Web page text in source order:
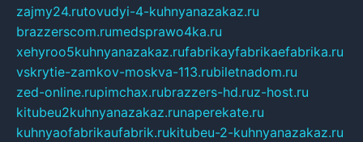
zajmy24.rutovudyi-4-kuhnyanazakaz.ru
brazzerscom.rumedsprawo4ka.ru
xehyroo5kuhnyanazakaz.rufabrikayfabrikaefabrika.ru
vskrytie-zamkov-moskva-113.rubiletnadom.ru
zed-online.rupimchax.rubrazzers-hd.ruz-host.ru
kitubeu2kuhnyanazakaz.runaperekate.ru
kuhnyaofabrikaufabrik.rukitubeu-2-kuhnyanazakaz.ru